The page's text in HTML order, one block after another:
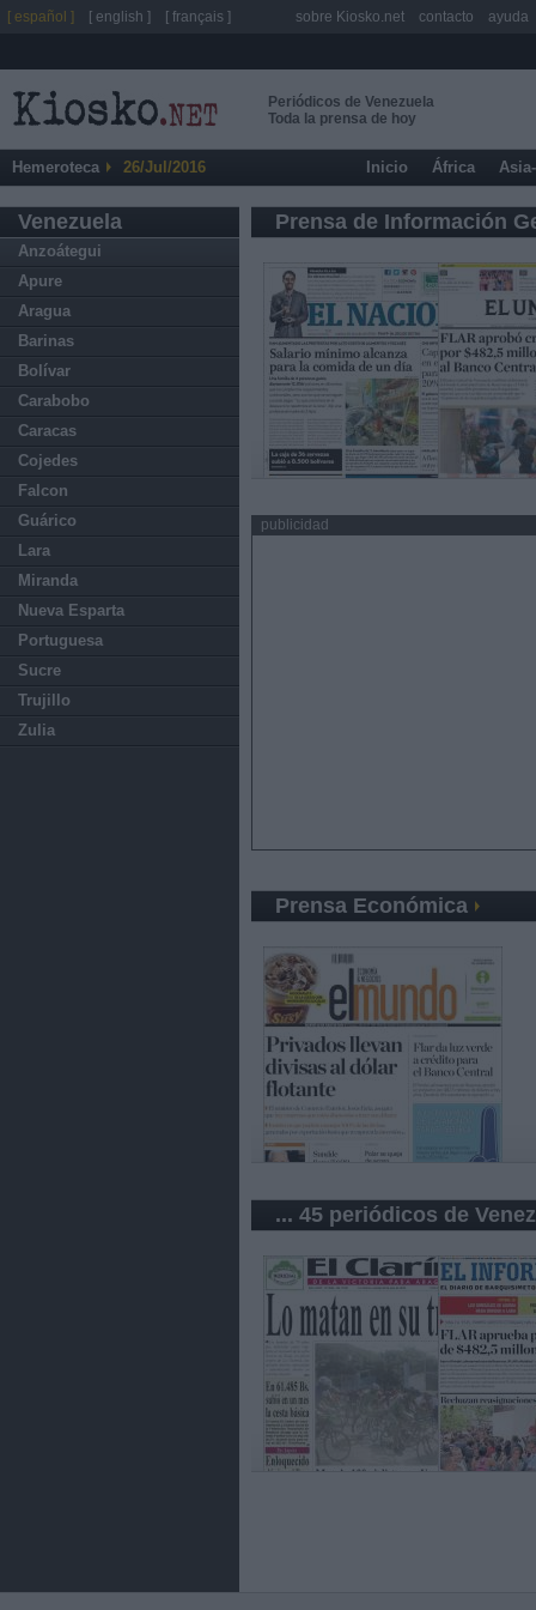
Periódicos de Venezuela
Toda la prensa de hoy
Hemeroteca 26/Jul/2016 Inicio África
Venezuela
Anzoátegui
Apure
Aragua
Barinas
Bolívar
Carabobo
Caracas
Cojedes
Falcon
Guárico
Lara
Miranda
Nueva Esparta
Portuguesa
Sucre
Trujillo
Zulia
Prensa de Información
publicidad
Prensa Económica
... 45 periódicos de
[ español ] [ english ] [ français ] sobre Kiosko.net contacto ayuda